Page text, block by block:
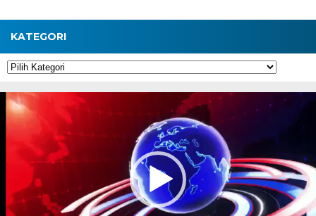
KATEGORI
Kategori
Pemutar
Video